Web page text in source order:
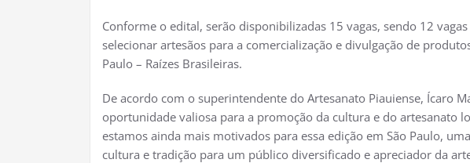
Conforme o edital, serão disponibilizadas 15 vagas, sendo 12
selecionar artesãos para a comercialização e divulgação de
Paulo – Raízes Brasileiras.
De acordo com o superintendente do Artesanato Piauiense, Ícaro
oportunidade valiosa para a promoção da cultura e do artesanato
estamos ainda mais motivados para essa edição em São Paulo,
cultura e tradição para um público diversificado e apreciador da